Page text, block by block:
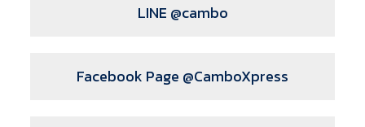
LINE @cambo
Facebook Page @CamboXpress